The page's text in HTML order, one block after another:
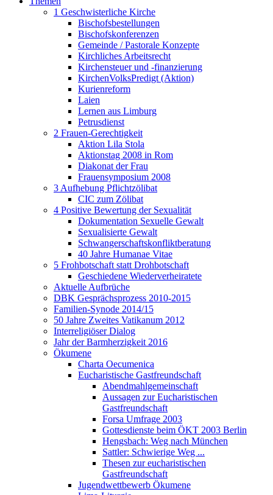
1 Geschwisterliche Kirche
Bischofsbestellungen
Bischofskonferenzen
Gemeinde / Pastorale Konzepte
Kirchliches Arbeitsrecht
Kirchensteuer und -finanzierung
KirchenVolksPredigt (Aktion)
Kurienreform
Laien
Lernen aus Limburg
Petrusdienst
2 Frauen-Gerechtigkeit
Aktion Lila Stola
Aktionstag 2008 in Rom
Diakonat der Frau
Frauensymposium 2008
3 Aufhebung Pflichtzölibat
CIC zum Zölibat
4 Positive Bewertung der Sexualität
Dokumentation Sexuelle Gewalt
Sexualisierte Gewalt
Schwangerschaftskonfliktberatung
40 Jahre Humanae Vitae
5 Frohbotschaft statt Drohbotschaft
Geschiedene Wiederverheiratete
Aktuelle Aufbrüche
DBK Gesprächsprozess 2010-2015
Familien-Synode 2014/15
50 Jahre Zweites Vatikanum 2012
Interreligiöser Dialog
Jahr der Barmherzigkeit 2016
Ökumene
Charta Oecumenica
Eucharistische Gastfreundschaft
Abendmahlgemeinschaft
Aussagen zur Eucharistischen
Gastfreundschaft
Forsa Umfrage 2003
Gottesdienste beim ÖKT 2003 Berlin
Hengsbach: Weg nach München
Sattler: Schwierige Weg ...
Thesen zur eucharistischen
Gastfreundschaft
Jugendwettbewerb Ökumene